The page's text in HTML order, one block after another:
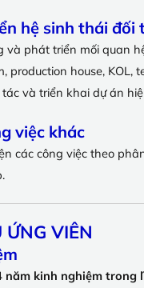
hệ sinh thái đối
và phát triển mối quan
production house, KOL,
và triển khai dự án
việc khác
các công việc theo
ỨNG VIÊN
năm kinh nghiệm trong